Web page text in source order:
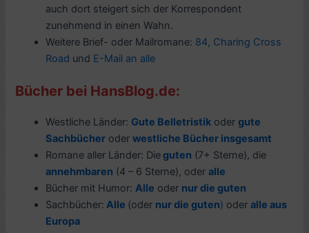
auch dort steigert sich der Korrespondent
zunehmend in einen Wahn.
Weitere Brief- oder Mailromane: 84, Charing Cross
Road und E-Mail an alle
Bücher bei HansBlog.de:
Westliche Länder: Gute Belletristik odergute
Sachbücher oderwestliche Bücher insgesamt
Romane aller Länder: Dieguten (7+ Sterne), die
annehmbaren (4 – 6 Sterne), oderalle
Bücher mit Humor:Alle oder nur die guten
Sachbücher: Alle (oder nur die guten) oderalle aus
Europa